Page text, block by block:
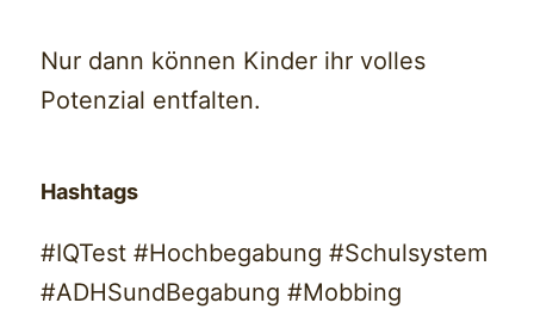
Nur dann können Kinder ihr volles
Potenzial entfalten.
Hashtags
#IQTest #Hochbegabung #Schulsystem
#ADHSundBegabung #Mobbing